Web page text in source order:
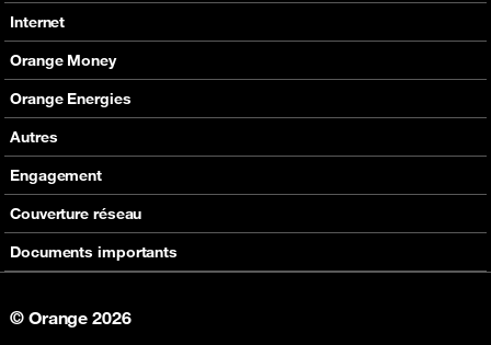
Nos produits
Assistance
Tous les contacts
En boutique
Internet
Nos offres
Nos produits
Assistance
Orange Money
Carte Visa Orange Money
Devenir partenaire Orange Money
Assistance
Orange Energies
Offres
Autres
SVA
Max it
Boutique
Engagement
RSE
Fondation Orange
Couverture réseau
Documents importants
© Orange 2026